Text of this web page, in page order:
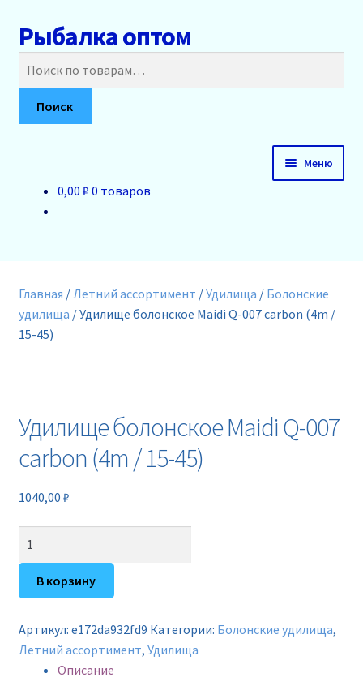
Перейти
к
навигации
Перейти
к
содержимому
Рыбалка оптом
Поиск
Меню
Доставка и оплата
Акции
Прайс
Контакты
0,00 ₽ 0 товаров
Главная /Летний ассортимент /Удилища / Болонские
удилища /Удилище болонское Maidi Q-007 carbon (4m /
15-45)
Удилище болонское Maidi Q-007
carbon (4m / 15-45)
1040,00 ₽
Удилище
болонское
Q-
007
carbon
В корзину
Артикул: e172da932fd9 Категории: Болонские удилища,
Летний ассортимент, Удилища
Описание